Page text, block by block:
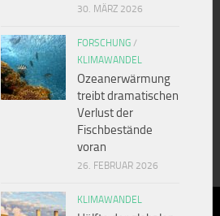
30. MÄRZ 2026
FORSCHUNG /
KLIMAWANDEL
Ozeanerwärmung
treibt dramatischen
Verlust der
Fischbestände
voran
26. FEBRUAR 2026
KLIMAWANDEL